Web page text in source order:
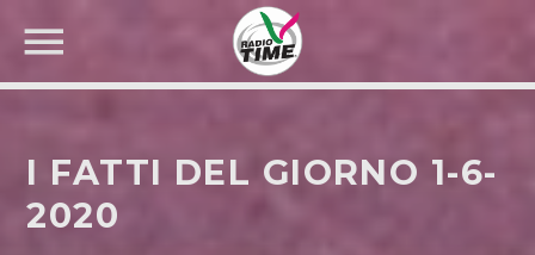
I FATTI DEL GIORNO 1-6-
2020